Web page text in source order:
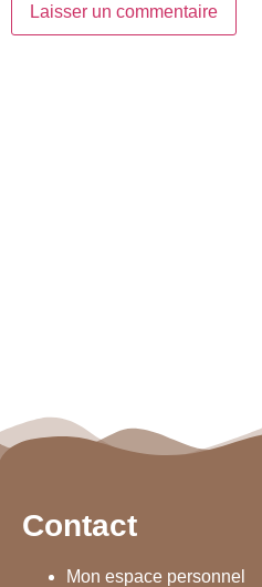
Contact
Mon espace personnel